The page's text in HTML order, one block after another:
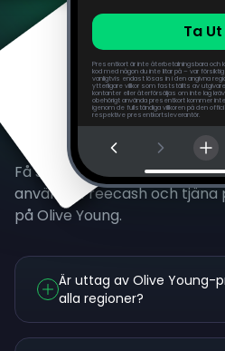
Ta Ut
Presentkort är inte återbetalningsbara och
kod med någon du inte litar på – var
vanligtvis endast lösas in i den angivna
ytterligare villkor som fastställts av
kontanter eller återförsäljas om inte lag
obehörigt använda presentkort kommer
igenom de fullständiga villkoren på den
respektive presentkortsleverantör.
Vanliga frågor
Få svar på de vanligaste
använda Freecash och
på Olive Young.
Är uttag av Olive Young-
alla regioner?